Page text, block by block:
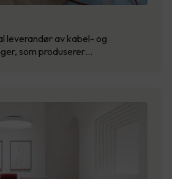
leverandør av kabel- og
som produserer…